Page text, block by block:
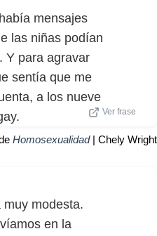
mensajes
las niñas podían
Y para agravar
sentía que me
a los nueve
Ver frase
Homosexualidad| Chely Wright
modesta.
en la